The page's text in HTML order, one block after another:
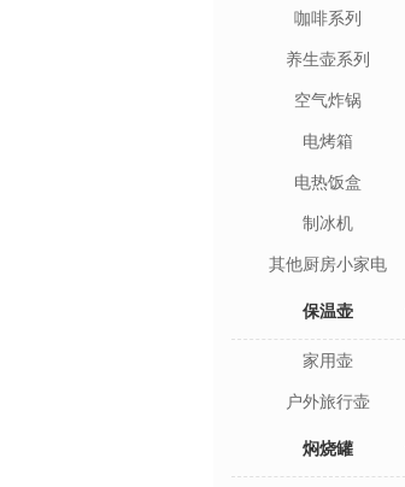
咖啡系列
养生壶系列
空气炸锅
电烤箱
电热饭盒
制冰机
其他厨房小家电
保温壶
家用壶
户外旅行壶
焖烧罐